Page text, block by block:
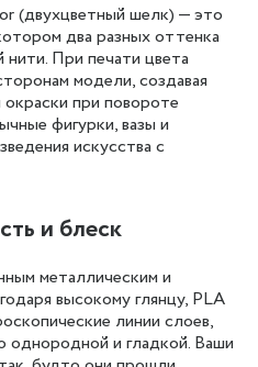
(двухцветный шелк) — это
два разных оттенка
При печати цвета
модели, создавая
при повороте
фигурки, вазы и
искусства с
и блеск
металлическим и
высокому глянцу, PLA
линии слоев,
однородной и гладкой. Ваши